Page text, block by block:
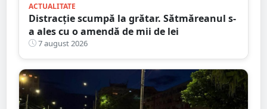
ACTUALITATE
Distracție scumpă la grătar. Sătmăreanul s-
a ales cu o amendă de mii de lei
7 august 2026